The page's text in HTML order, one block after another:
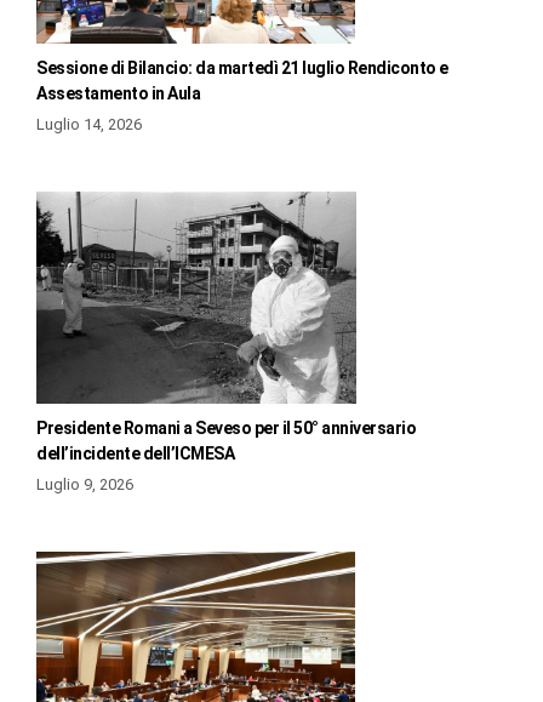
Sessione di Bilancio: da martedì 21 luglio Rendiconto e
Assestamento in Aula
Luglio 14, 2026
Presidente Romani a Seveso per il 50° anniversario
dell’incidente dell’ICMESA
Luglio 9, 2026